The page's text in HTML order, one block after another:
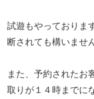
試遊もやっておりま
断されても構いません
また、予約されたお
取りが１４時までに